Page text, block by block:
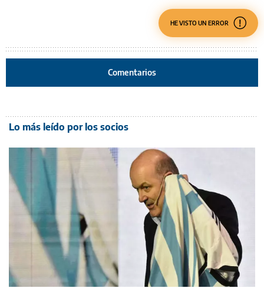
HE VISTO UN ERROR
Comentarios
Lo más leído por los socios